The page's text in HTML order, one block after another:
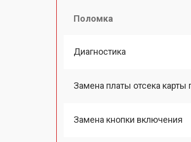
Поломка
Диагностика
Замена платы отсека карты
Замена кнопки включения